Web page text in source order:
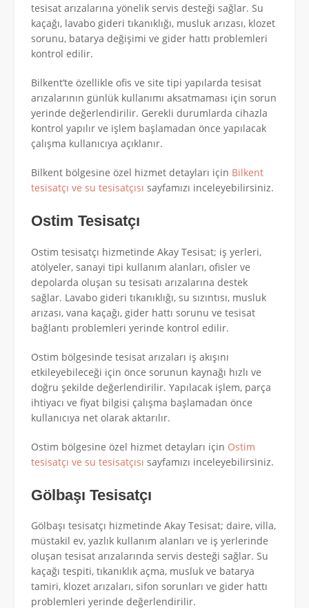
tesisat arızalarına yönelik servis desteği sağlar. Su
kaçağı, lavabo gideri tıkanıklığı, musluk arızası, klozet
sorunu, batarya değişimi ve gider hattı problemleri
kontrol edilir.
Bilkent’te özellikle ofis ve site tipi yapılarda tesisat
arızalarının günlük kullanımı aksatmaması için sorun
yerinde değerlendirilir. Gerekli durumlarda cihazla
kontrol yapılır ve işlem başlamadan önce yapılacak
çalışma kullanıcıya açıklanır.
Bilkent bölgesine özel hizmet detayları için Bilkent
tesisatçı ve su tesisatçısı sayfamızı inceleyebilirsiniz.
Ostim Tesisatçı
Ostim tesisatçı hizmetinde Akay Tesisat; iş yerleri,
atölyeler, sanayi tipi kullanım alanları, ofisler ve
depolarda oluşan su tesisatı arızalarına destek
sağlar. Lavabo gideri tıkanıklığı, su sızıntısı, musluk
arızası, vana kaçağı, gider hattı sorunu ve tesisat
bağlantı problemleri yerinde kontrol edilir.
Ostim bölgesinde tesisat arızaları iş akışını
etkileyebileceği için önce sorunun kaynağı hızlı ve
doğru şekilde değerlendirilir. Yapılacak işlem, parça
ihtiyacı ve fiyat bilgisi çalışma başlamadan önce
kullanıcıya net olarak aktarılır.
Ostim bölgesine özel hizmet detayları için Ostim
tesisatçı ve su tesisatçısı sayfamızı inceleyebilirsiniz.
Gölbaşı Tesisatçı
Gölbaşı tesisatçı hizmetinde Akay Tesisat; daire, villa,
müstakil ev, yazlık kullanım alanları ve iş yerlerinde
oluşan tesisat arızalarında servis desteği sağlar. Su
kaçağı tespiti, tıkanıklık açma, musluk ve batarya
tamiri, klozet arızaları, sifon sorunları ve gider hattı
problemleri yerinde değerlendirilir.